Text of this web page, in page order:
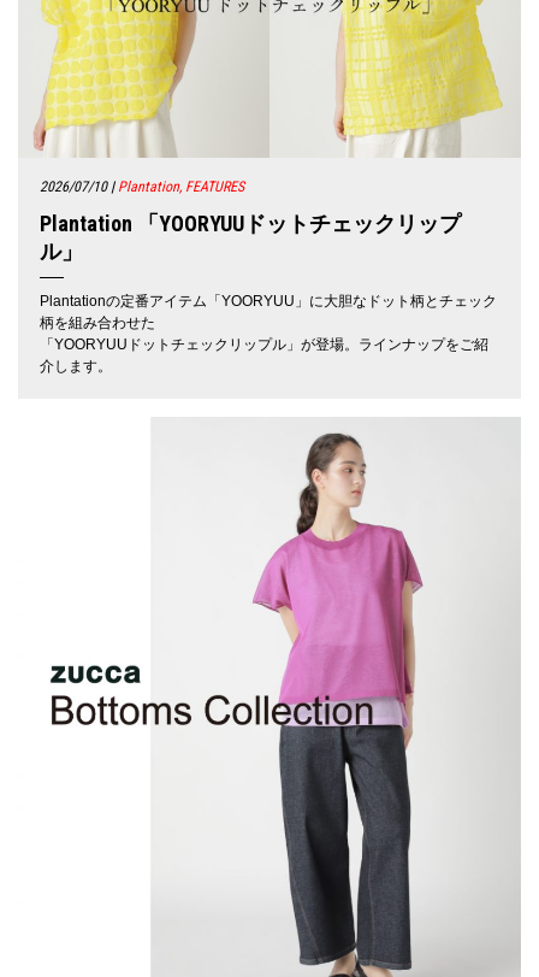
2026/07/10| Plantation, FEATURES
Plantation 「YOORYUUドットチェックリップ
ル」
Plantationの定番アイテム「YOORYUU」に大胆なドット柄とチェック
柄を組み合わせた
「YOORYUUドットチェックリップル」が登場。ラインナップをご紹
介します。